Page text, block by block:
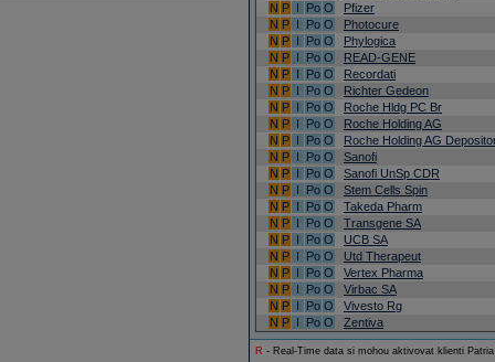
N P I Po O
Pfizer
N P I Po O
Photocure
N P I Po O
Phylogica
N P I Po O
READ-GENE
N P I Po O
Recordati
N P I Po O
Richter Gedeon
N P I Po O
Roche Hldg PC Br
N P I Po O
Roche Holding AG
N P I Po O
Roche Holding AG
N P I Po O
Sanofi
N P I Po O
Sanofi UnSp CDR
N P I Po O
Stem Cells Spin
N P I Po O
Takeda Pharm
N P I Po O
Transgene SA
N P I Po O
UCB SA
N P I Po O
Utd Therapeut
N P I Po O
Vertex Pharma
N P I Po O
Virbac SA
N P I Po O
Vivesto Rg
N P I Po O Zentiva
R - Real-Time data si mohou aktivovat klienti